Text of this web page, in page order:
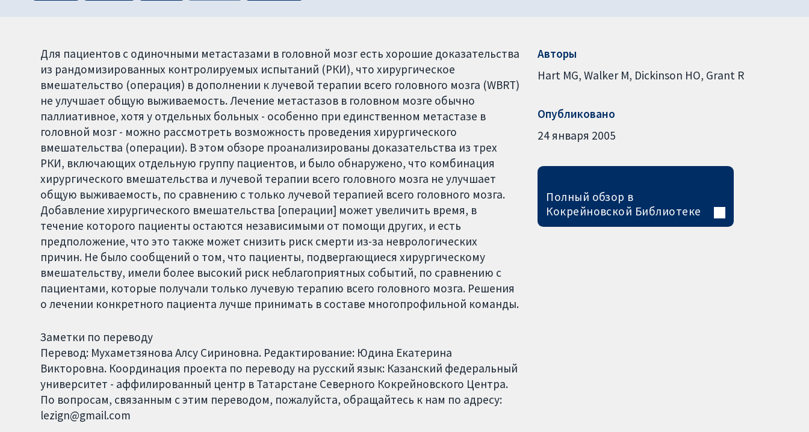
Для пациентов с одиночными метастазами в головной мозг есть хорошие доказательства
из рандомизированных контролируемых испытаний (РКИ), что хирургическое
вмешательство (операция) в дополнении к лучевой терапии всего головного мозга (WBRT)
не улучшает общую выживаемость. Лечение метастазов в головном мозге обычно
паллиативное, хотя у отдельных больных - особенно при единственном метастазе в
головной мозг - можно рассмотреть возможность проведения хирургического
вмешательства (операции). В этом обзоре проанализированы доказательства из трех
РКИ, включающих отдельную группу пациентов, и было обнаружено, что комбинация
хирургического вмешательства и лучевой терапии всего головного мозга не улучшает
общую выживаемость, по сравнению с только лучевой терапией всего головного мозга.
Добавление хирургического вмешательства [операции] может увеличить время, в
течение которого пациенты остаются независимыми от помощи других, и есть
предположение, что это также может снизить риск смерти из-за неврологических
причин. Не было сообщений о том, что пациенты, подвергающиеся хирургическому
вмешательству, имели более высокий риск неблагоприятных событий, по сравнению с
пациентами, которые получали только лучевую терапию всего головного мозга. Решения
о лечении конкретного пациента лучше принимать в составе многопрофильной команды.
Заметки по переводу
Перевод: Мухаметзянова Алсу Сириновна. Редактирование: Юдина Екатерина
Викторовна. Координация проекта по переводу на русский язык: Казанский федеральный
университет - аффилированный центр в Татарстане Северного Кокрейновского Центра.
По вопросам, связанным с этим переводом, пожалуйста, обращайтесь к нам по адресу:
lezign@gmail.com
Авторы
Hart MG Walker M Dickinson HO Grant R
Опубликовано
24 января 2005
Полный обзор в
Кокрейновской Библиотеке